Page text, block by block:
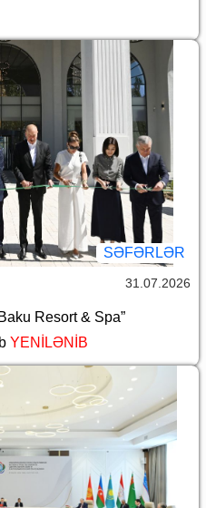
SƏFƏRLƏR
31.07.2026
Resort & Spa”
YENİLƏNİB